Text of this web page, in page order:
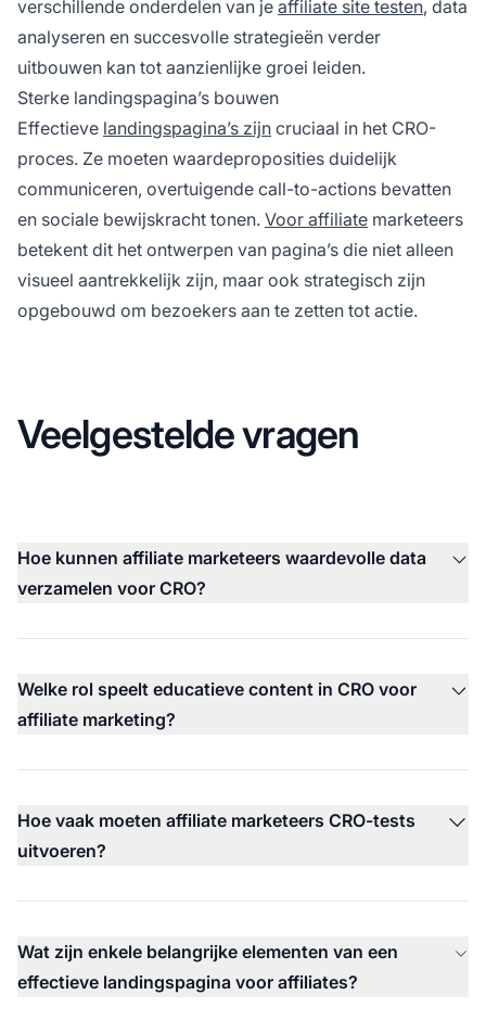
verschillende onderdelen van je affiliate site testen, data
analyseren en succesvolle strategieën verder
uitbouwen kan tot aanzienlijke groei leiden.
Sterke landingspagina’s bouwen
Effectieve landingspagina’s zijn cruciaal in het CRO-
proces. Ze moeten waardeproposities duidelijk
communiceren, overtuigende call-to-actions bevatten
en sociale bewijskracht tonen. Voor affiliate marketeers
betekent dit het ontwerpen van pagina’s die niet alleen
visueel aantrekkelijk zijn, maar ook strategisch zijn
opgebouwd om bezoekers aan te zetten tot actie.
Veelgestelde vragen
Hoe kunnen affiliate marketeers waardevolle data
verzamelen voor CRO?
Welke rol speelt educatieve content in CRO voor
affiliate marketing?
Hoe vaak moeten affiliate marketeers CRO-tests
uitvoeren?
Wat zijn enkele belangrijke elementen van een
effectieve landingspagina voor affiliates?